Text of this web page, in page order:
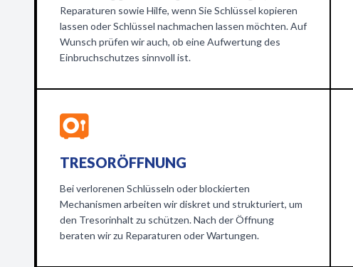
Reparaturen sowie Hilfe, wenn Sie Schlüssel kopieren
lassen oder Schlüssel nachmachen lassen möchten. Auf
Wunsch prüfen wir auch, ob eine Aufwertung des
Einbruchschutzes sinnvoll ist.
TRESORÖFFNUNG
Bei verlorenen Schlüsseln oder blockierten
Mechanismen arbeiten wir diskret und strukturiert, um
den Tresorinhalt zu schützen. Nach der Öffnung
beraten wir zu Reparaturen oder Wartungen.